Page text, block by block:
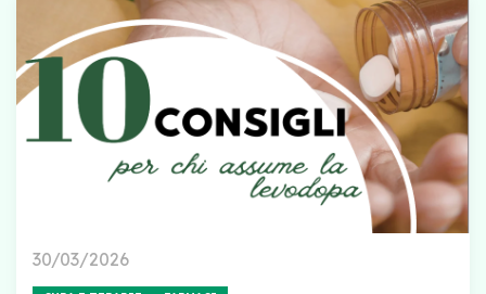
30/03/2026